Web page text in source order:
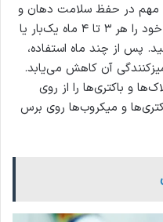
مهم در حفظ سلامت دهان و
دندان است. توصیه می‌شود مسواک خود را هر ۳ تا ۴ ماه یک‌بار یا
پس از چند ماه استفاده،
آن کاهش می‌یابد.
و باکتری‌ها را از روی
و میکروب‌ها روی برس